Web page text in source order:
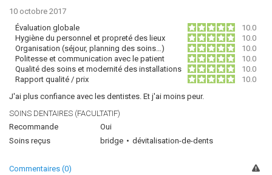
10 octobre 2017
Évaluation globale
10.0
Hygiène du personnel et propreté des lieux
10.0
Organisation (séjour, planning des soins…)
10.0
Politesse et communication avec le patient
10.0
Qualité des soins et modernité des installations
10.0
Rapport qualité / prix
10.0
J'ai plus confiance avec les dentistes. Et j'ai moins peur.
SOINS DENTAIRES (FACULTATIF)
Recommande
Oui
Soins reçus
bridge dévitalisation-de-dents
Commentaires (0)